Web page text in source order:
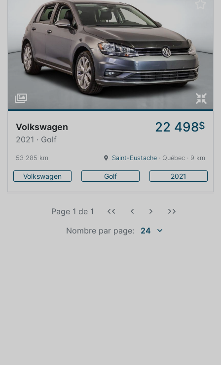
Volkswagen 22 498$
2021 · Golf
53 285 km Saint-Eustache · Québec · 9 km
Volkswagen Golf 2021
Nombre par page: 24
Page 1 de 1